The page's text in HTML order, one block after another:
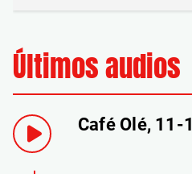
Últimos audios
Café Olé,